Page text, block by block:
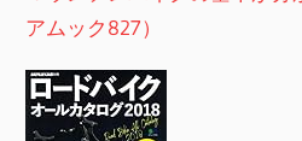
アムック827）